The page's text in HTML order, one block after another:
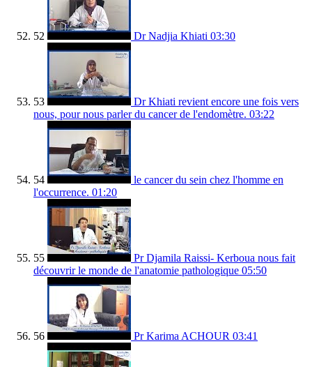
52 Dr Nadjia Khiati 03:30
53
Dr Khiati revient encore une fois vers
nous, pour nous parler du cancer de l'endomètre. 03:22
54
le cancer du sein chez l'homme en
l'occurrence. 01:20
55
Pr Djamila Raissi- Kerboua nous fait
découvrir le monde de l'anatomie pathologique 05:50
56 Pr Karima ACHOUR 03:41